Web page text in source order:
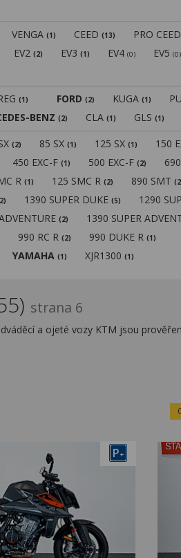
VENGA(1) CEED(13) PRO
EV2(2) EV3(1) EV4(0) EV5(0)
(1) FORD (2) KUGA (1)
BENZ (2) CLA (1) GLS (1)
(2) 85 SX(1) 125 SX(1) 150
450 EXC-F(1) 500 EXC-F(2)
R(1) 125 SMC R(2) 890 SMT
1390 SUPER DUKE(5) 1290
(2) 1390 SUPER
990 RC R(2) 990 DUKE R(1)
YAMAHA (1) XJR1300(1)
strana 6
a ojeté vozy KTM jsou
P+